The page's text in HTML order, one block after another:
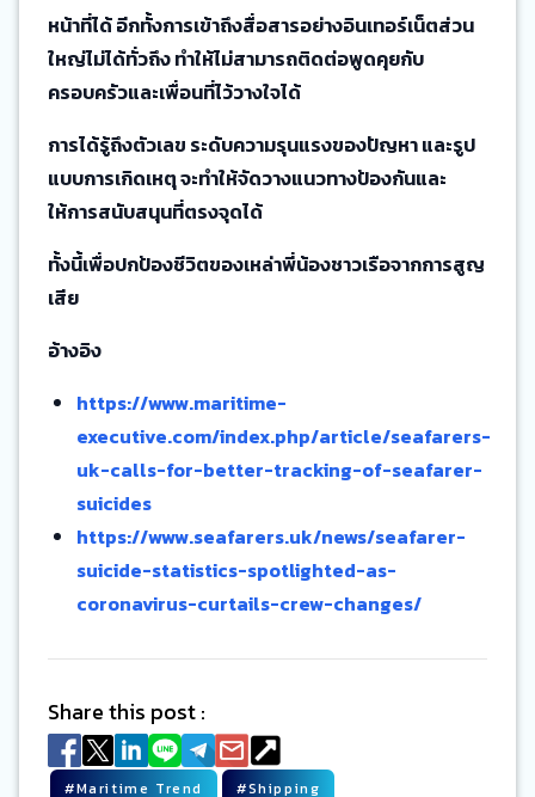
หน้าที่ได้ อีกทั้งการเข้าถึงสื่อสารอย่างอินเทอร์เน็ตส่วน
ใหญ่ไม่ได้ทั่วถึง ทำให้ไม่สามารถติดต่อพูดคุยกับ
ครอบครัวและเพื่อนที่ไว้วางใจได้
การได้รู้ถึงตัวเลข ระดับความรุนแรงของปัญหา และรูป
แบบการเกิดเหตุ จะทำให้จัดวางแนวทางป้องกันและ
ให้การสนับสนุนที่ตรงจุดได้
ทั้งนี้เพื่อปกป้องชีวิตของเหล่าพี่น้องชาวเรือจากการสูญ
เสีย
อ้างอิง
https://www.maritime-
executive.com/index.php/article/seafarers-
uk-calls-for-better-tracking-of-seafarer-
suicides
https://www.seafarers.uk/news/seafarer-
suicide-statistics-spotlighted-as-
coronavirus-curtails-crew-changes/
Share this post :
#Maritime Trend #Shipping